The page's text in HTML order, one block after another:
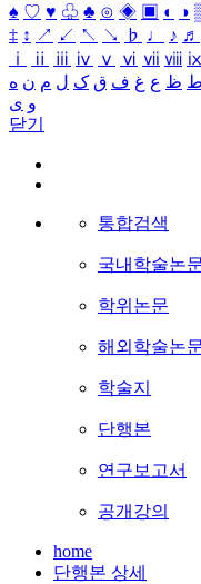
♠ ♡ ♥ ♧ ♣ ⊙ ◈ ▣ ◐ ◑
‡ ↕ ↗ ↙ ↖ ↘ ♭ ♩ ♪ ♬
ⅰ
ⅱ ⅲ ⅳ ⅴ ⅵ ⅶ ⅷ ⅸ
ط ظ ع غ ف ق ک ل م ن ه
و ی
닫기
통합검색
국내학술논
학위논문
해외학술논
학술지
단행본
연구보고서
공개강의
home
단행본 상세